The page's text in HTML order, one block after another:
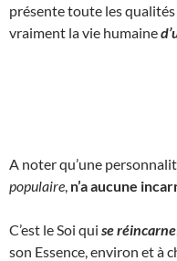
présente toute les
vraiment la vie humaine
A noter qu’une
populaire n’a aucune
C’est le Soi qui se réincarne
son Essence, environ et à